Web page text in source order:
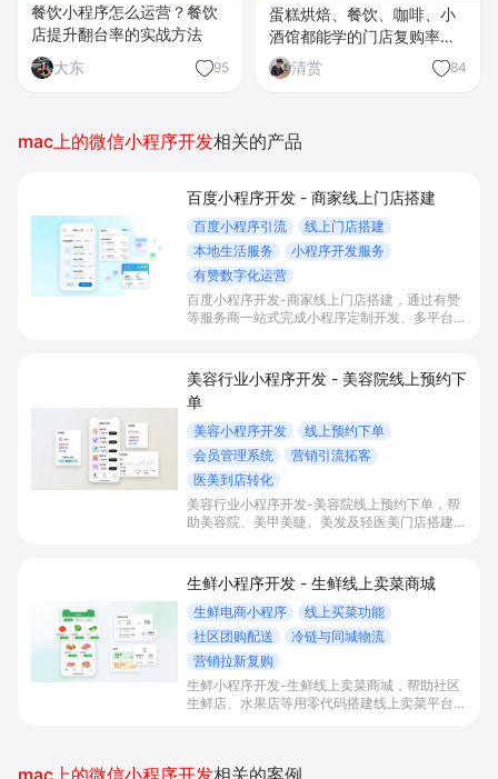
餐饮小程序怎么运营？餐饮
店提升翻台率的实战方法
大东
95
蛋糕烘焙、餐饮、咖啡、小
酒馆都能学的门店复购率
70%的秘密
清赏 84
mac上的微信小程序开发相关的产品
百度小程序开发 - 商家线上门店搭建
百度小程序引流
线上门店搭建
本地生活服务
小程序开发服务
有赞数字化运营
百度小程序开发-商家线上门店搭建，通过有赞
等服务商一站式完成小程序定制开发、多平台联
提升到店与下单转化。
美容行业小程序开发 - 美容院线上预约下
单
美容小程序开发
线上预约下单
会员管理系统
营销引流拓客
医美到店转化
美容行业小程序开发-美容院线上预约下单，帮
助美容院、美甲美睫、美发及轻医美门店搭建线
引流拓客、提升到店转化和复购。
生鲜小程序开发 - 生鲜线上卖菜商城
生鲜电商小程序
线上买菜功能
社区团购配送
冷链与同城物流
营销拉新复购
生鲜小程序开发-生鲜线上卖菜商城，帮助社区
生鲜店、水果店等用零代码搭建线上卖菜平台，